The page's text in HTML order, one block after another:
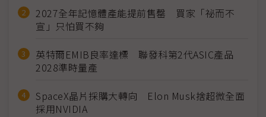
2027全年記憶體產能提前售罄 買家「祕而不
宣」只怕買不夠
英特爾EMIB良率達標 聯發科第2代ASIC產品
2028準時量產
SpaceX晶片採購大轉向 Elon Musk捨超微全面
採用NVIDIA